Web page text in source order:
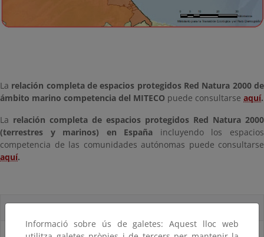
La relación completa de espacios protegidos Red Natura 2000 de
ámbito marino competencia del MITECO puede consultarse aquí.
La relación completa de espacios protegidos Red Natura 2000
(terrestres y marinos) en España incluyendo los espacios
competencia de las comunidades autónomas puede consultarse
aquí.
Informació sobre ús de galetes: Aquest lloc web